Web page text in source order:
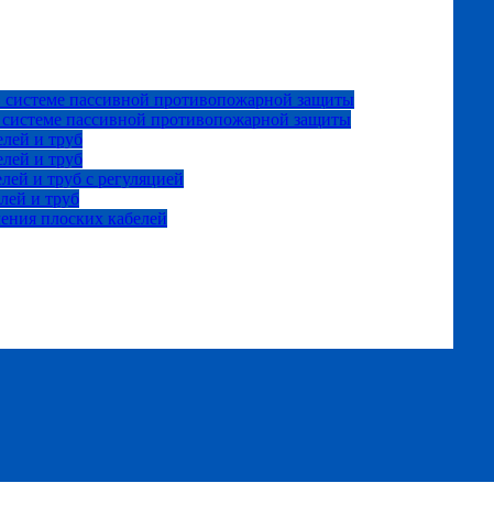
пассивной противопожарной защиты
пассивной противопожарной защиты
и труб
и труб
и труб с регуляцией
и труб
плоских кабелей